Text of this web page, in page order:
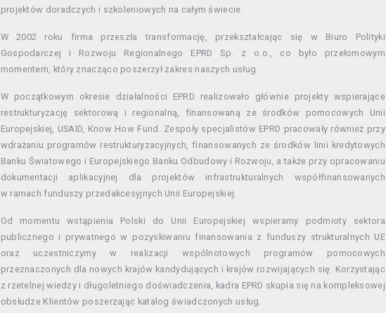
projektów doradczych i szkoleniowych na całym świecie.
W 2002 roku firma przeszła transformację, przekształcając się w Biuro Polityki
Gospodarczej i Rozwoju Regionalnego EPRD Sp. z o.o., co było przełomowym
momentem, który znacząco poszerzył zakres naszych usług.
W początkowym okresie działalności EPRD realizowało głównie projekty wspierające
restrukturyzację sektorową i regionalną, finansowaną ze środków pomocowych Unii
Europejskiej, USAID, Know How Fund. Zespoły specjalistów EPRD pracowały również przy
wdrażaniu programów restrukturyzacyjnych, finansowanych ze środków linii kredytowych
Banku Światowego i Europejskiego Banku Odbudowy i Rozwoju, a także przy opracowaniu
dokumentacji aplikacyjnej dla projektów infrastrukturalnych współfinansowanych
w ramach funduszy przedakcesyjnych Unii Europejskiej.
Od momentu wstąpienia Polski do Unii Europejskiej wspieramy podmioty sektora
publicznego i prywatnego w pozyskiwaniu finansowania z funduszy strukturalnych UE
oraz uczestniczymy w realizacji wspólnotowych programów pomocowych
przeznaczonych dla nowych krajów kandydujących i krajów rozwijających się. Korzystając
z rzetelnej wiedzy i długoletniego doświadczenia, kadra EPRD skupia się na kompleksowej
obsłudze Klientów poszerzając katalog świadczonych usług.